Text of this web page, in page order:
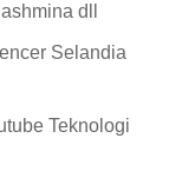
dll
Selandia
Teknologi